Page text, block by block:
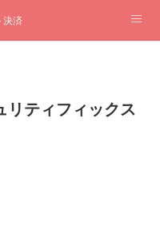
決済
リティフィックス